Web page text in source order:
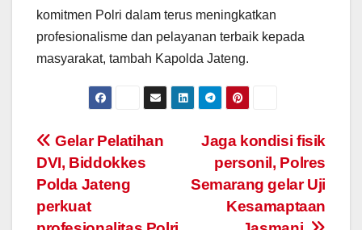
komitmen Polri dalam terus meningkatkan
profesionalisme dan pelayanan terbaik kepada
masyarakat, tambah Kapolda Jateng.
Post
navigation
Jaga kondisi fisik
personil, Polres
Semarang gelar Uji
Kesamaptaan
Gelar Pelatihan
DVI, Biddokkes
Polda Jateng
perkuat